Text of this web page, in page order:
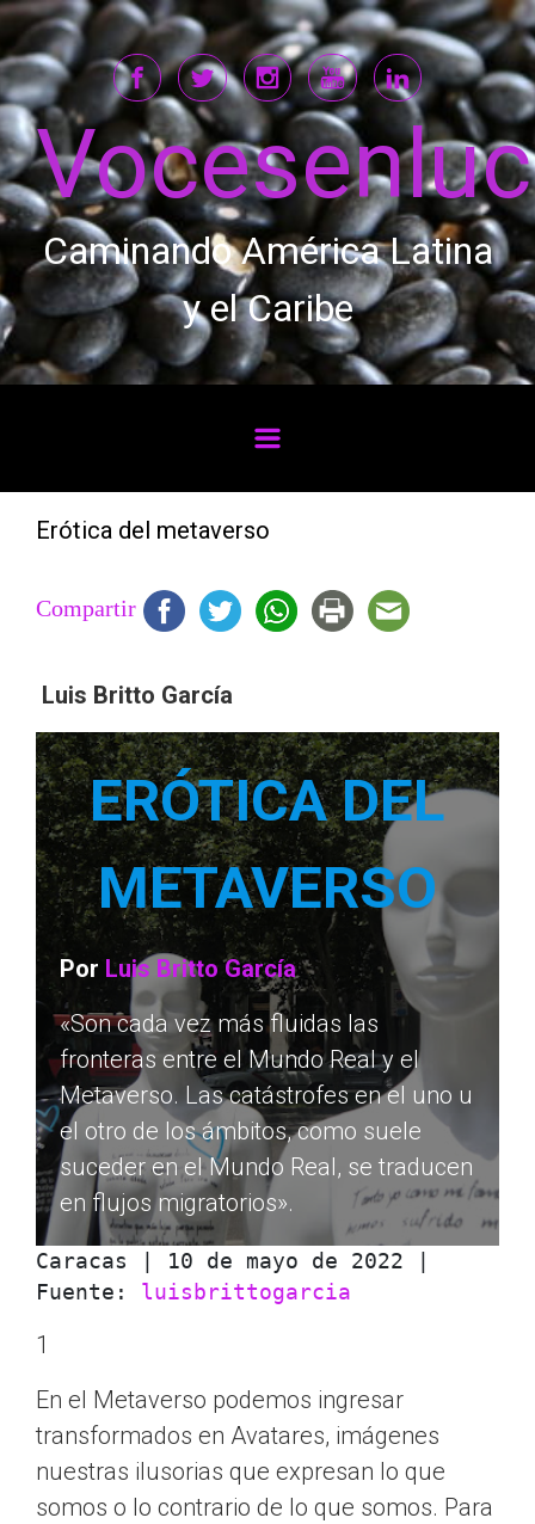
Saltar al contenido principal
Caminando América Latina
y el Caribe
Erótica del metaverso
Compartir
Luis Britto García
ERÓTICA DEL
METAVERSO
Por Luis Britto García
«Son cada vez más fluidas las
fronteras entre el Mundo Real y el
Metaverso. Las catástrofes en el uno u
el otro de los ámbitos, como suele
suceder en el Mundo Real, se traducen
en flujos migratorios».
Caracas | 10 de mayo de 2022 |
Fuente: luisbrittogarcia
1
En el Metaverso podemos ingresar
transformados en Avatares, imágenes
nuestras ilusorias que expresan lo que
somos o lo contrario de lo que somos. Para